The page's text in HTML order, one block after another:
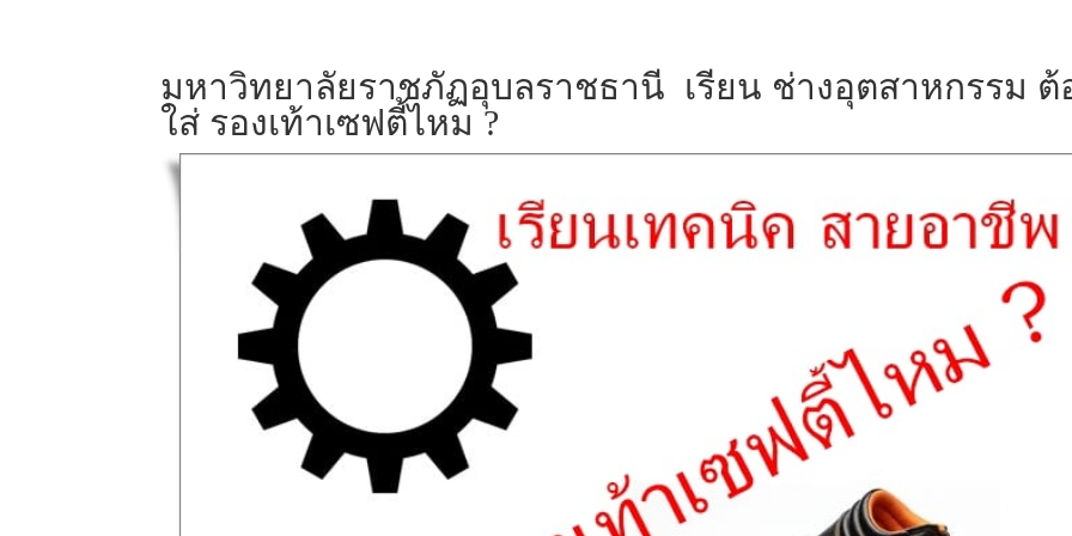
มหาวิทยาลัยราชภัฏอุบลราชธานี เรียน ช่างอุตสาหกรรม ต้
ใส่ รองเท้าเซฟตี้ไหม ?